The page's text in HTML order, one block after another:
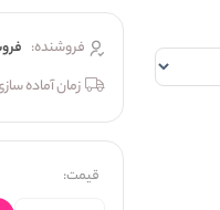
فروشنده:
زمان آماده
قیمت: